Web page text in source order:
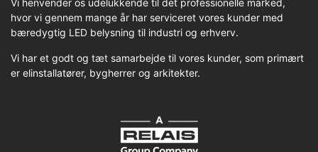
Vi henvender os udelukkende til det professionelle marked,
hvor vi gennem mange år har serviceret vores kunder med
bæredygtig LED belysning til industri og erhverv.
Vi har et godt og tæt samarbejde til vores kunder, som primært
er elinstallatører, bygherrer og arkitekter.